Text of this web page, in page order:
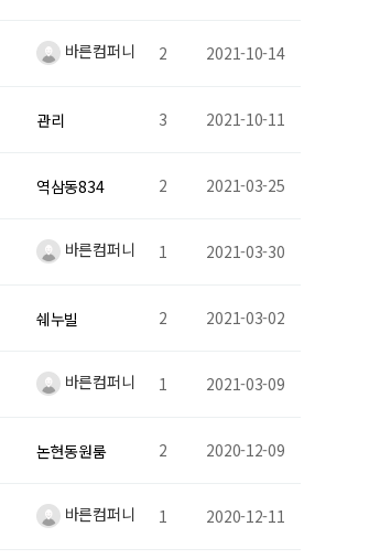
바른컴퍼니 2 2021-10-14
관리 3 2021-10-11
역삼동834 2 2021-03-25
바른컴퍼니 1 2021-03-30
쉐누빌 2 2021-03-02
바른컴퍼니 1 2021-03-09
논현동원룸 2 2020-12-09
바른컴퍼니 1 2020-12-11